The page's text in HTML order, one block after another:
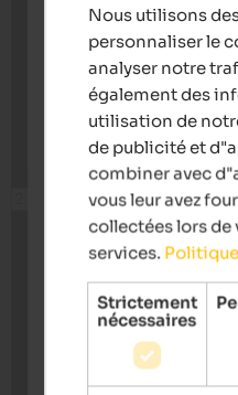
Nous utilisons
personnaliser le
analyser notre
également des
utilisation de
de publicité et
combiner avec
vous leur avez
collectées lors
services.
Strictement
nécessaires